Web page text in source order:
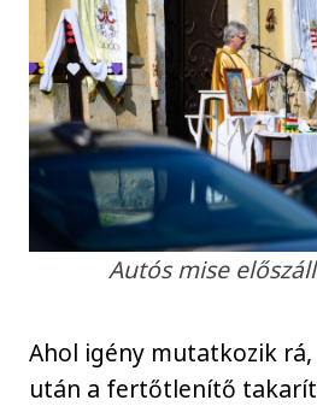
Autós mise
Ahol igény mutatkozik
után a fertőtlenítő